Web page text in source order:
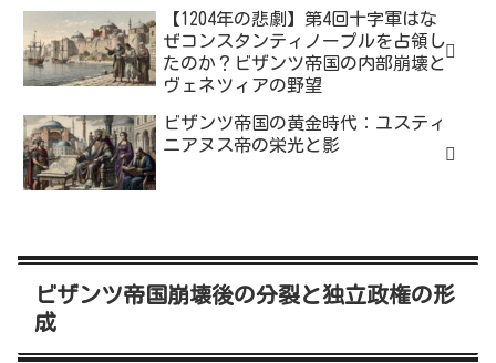
【1204年の悲劇】第4回十字軍はな
ぜコンスタンティノープルを占領し
たのか？ビザンツ帝国の内部崩壊と
ヴェネツィアの野望
ビザンツ帝国の黄金時代：ユスティ
ニアヌス帝の栄光と影
ビザンツ帝国崩壊後の分裂と独立政権の形
成